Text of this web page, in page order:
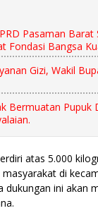
Pasaman Barat
Fondasi Bangsa
Gizi, Wakil
Bermuatan Pupuk
atas 5.000
di
dukungan ini akan